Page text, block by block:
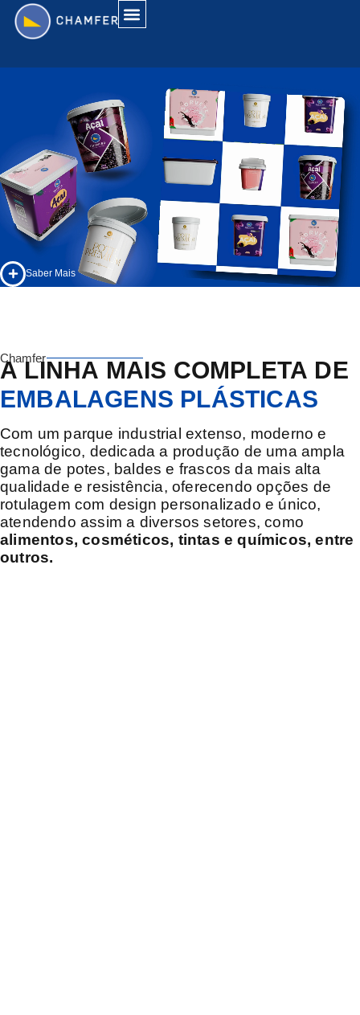
Saber Mais
Chamfer
A LINHA MAIS COMPLETA DE
EMBALAGENS PLÁSTICAS
Com um parque industrial extenso, moderno e
tecnológico, dedicada a produção de uma ampla
gama de potes, baldes e frascos da mais alta
qualidade e resistência, oferecendo opções de
rotulagem com design personalizado e único,
atendendo assim a diversos setores, como
alimentos, cosméticos, tintas e químicos, entre
outros.